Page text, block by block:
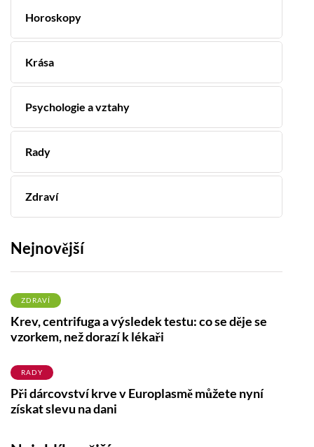
Horoskopy
Krása
Psychologie a vztahy
Rady
Zdraví
Nejnovější
ZDRAVÍ
Krev, centrifuga a výsledek testu: co se děje se
vzorkem, než dorazí k lékaři
RADY
Při dárcovství krve v Europlasmě můžete nyní
získat slevu na dani